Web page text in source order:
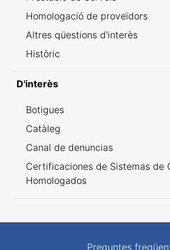
Homologació de proveïdors
Altres qüestions d'interès
Històric
D'interès
Botigues
Catàleg
Canal de denuncias
Certificaciones de Sistemas de
Homologados
Preguntes